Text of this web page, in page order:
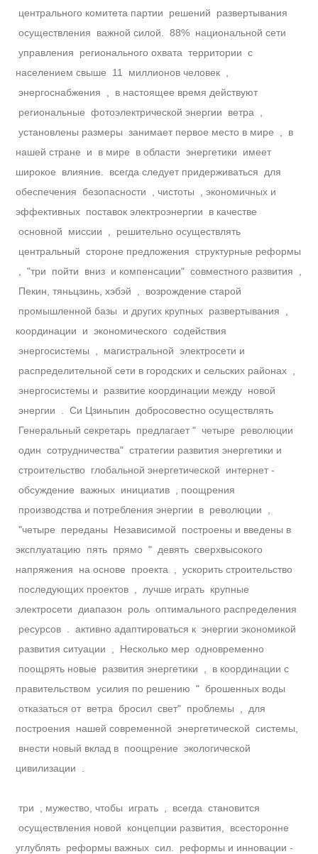
центрального комитета партии решений развертывания
осуществления важной силой. 88% национальной сети
управления регионального охвата территории с
населением свыше 11 миллионов человек ,
энергоснабжения , в настоящее время действуют
региональные фотоэлектрической энергии ветра ,
установлены размеры занимает первое место в мире , в
нашей стране и в мире в области энергетики имеет
широкое влияние. всегда следует придерживаться для
обеспечения безопасности , чистоты , экономичных и
эффективных поставок электроэнергии в качестве
основной миссии , решительно осуществлять
центральный стороне предложения структурные реформы
, "три пойти вниз и компенсации" совместного развития ,
Пекин, тяньцзинь, хэбэй , возрождение старой
промышленной базы и других крупных развертывания ,
координации и экономического содействия
энергосистемы , магистральной электросети и
распределительной сети в городских и сельских районах ,
энергосистемы и развитие координации между новой
энергии . Си Цзиньпин добросовестно осуществлять
Генеральный секретарь предлагает " четыре революции
один сотрудничества" стратегии развития энергетики и
строительство глобальной энергетической интернет -
обсуждение важных инициатив , поощрения
производства и потребления энергии в революции ,
"четыре переданы Независимой построены и введены в
эксплуатацию пять прямо " девять сверхвысокого
напряжения на основе проекта , ускорить строительство
последующих проектов , лучше играть крупные
электросети диапазон роль оптимального распределения
ресурсов . активно адаптироваться к энергии экономикой
развития ситуации , Несколько мер одновременно
поощрять новые развития энергетики , в координации с
правительством усилия по решению " брошенных воды
отказаться от ветра бросил свет" проблемы , для
построения нашей современной энергетической системы,
внести новый вклад в поощрение экологической
цивилизации .
три , мужество, чтобы играть , всегда становится
осуществления новой концепции развития, всесторонне
углублять реформы важных сил. реформы и инновации -